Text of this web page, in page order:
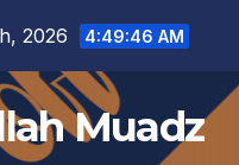
2026 4:49:47 AM
Muadz